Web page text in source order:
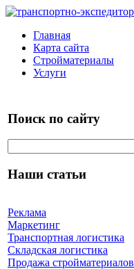
Главная
Карта сайта
Стройматериалы
Услуги
Поиск по сайту
Наши статьи
Реклама
Маркетинг
Транспортная логистика
Складская логистика
Продажа стройматериалов